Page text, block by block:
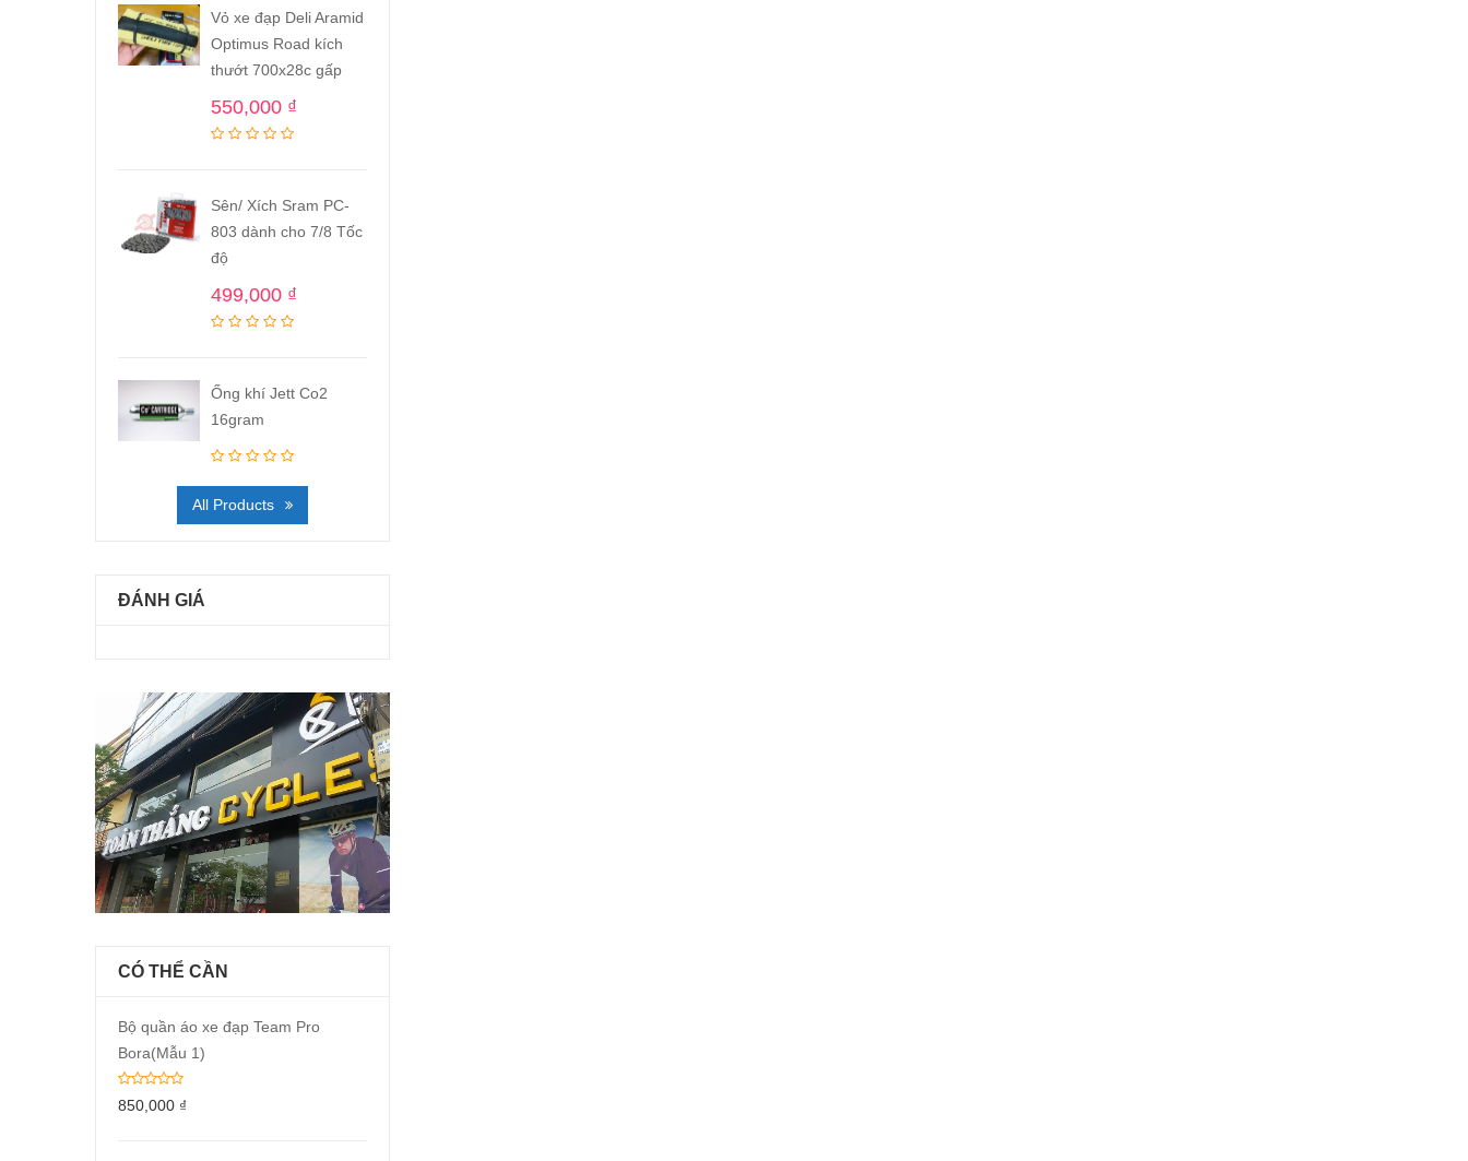
Vỏ xe đạp Deli Aramid
Optimus Road kích
thướt 700x28c gấp
550,000 ₫
Sên/ Xích Sram PC-
803 dành cho 7/8 Tốc
độ
499,000 ₫
Ống khí Jett Co2
16gram
All Products
ĐÁNH GIÁ
CÓ THỂ CẦN
Bộ quần áo xe đạp Team Pro
Bora(Mẫu 1)
850,000 ₫